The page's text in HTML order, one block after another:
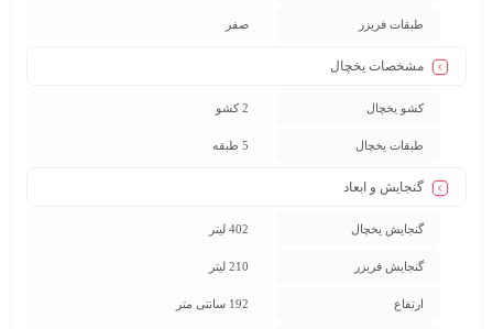
طبقات فریزر صفر
مشخصات یخچال
کشو یخچال 2 کشو
طبقات یخچال 5 طبقه
گنجایش و ابعاد
گنجایش یخچال 402 لیتر
گنجایش فریزر 210 لیتر
ارتفاع 192 سانتی متر